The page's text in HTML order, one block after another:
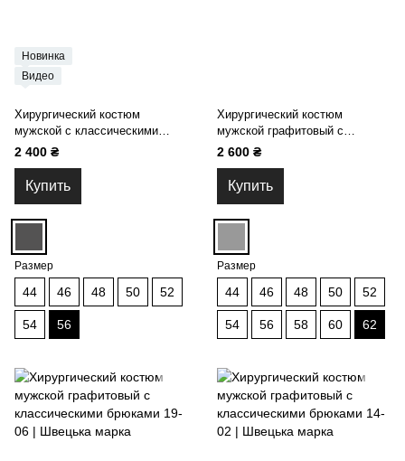
Новинка
Видео
Хирургический костюм
мужской с классическими
брюками мокрый асфальт 14-
2 400 ₴
Купить
Размер
44 46 48 50 52
54 56
Хирургический костюм
мужской графитовый с
классическими брюками 13-06
2 600 ₴
Купить
Размер
44 46 48 50 52
54 56 58 60 62